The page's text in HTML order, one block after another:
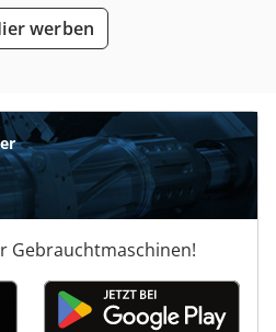
werben
Gebrauchtmaschinen!